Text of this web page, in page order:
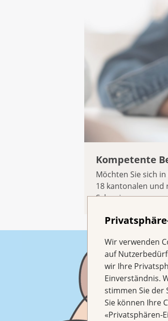
Wir verwenden
auf
wir Ihre
Einverständnis.
stimmen Sie der
Sie können Ihre
«Privatsphären-
Kompetente
Möchten Sie sich
18 kantonalen und
Schweiz.